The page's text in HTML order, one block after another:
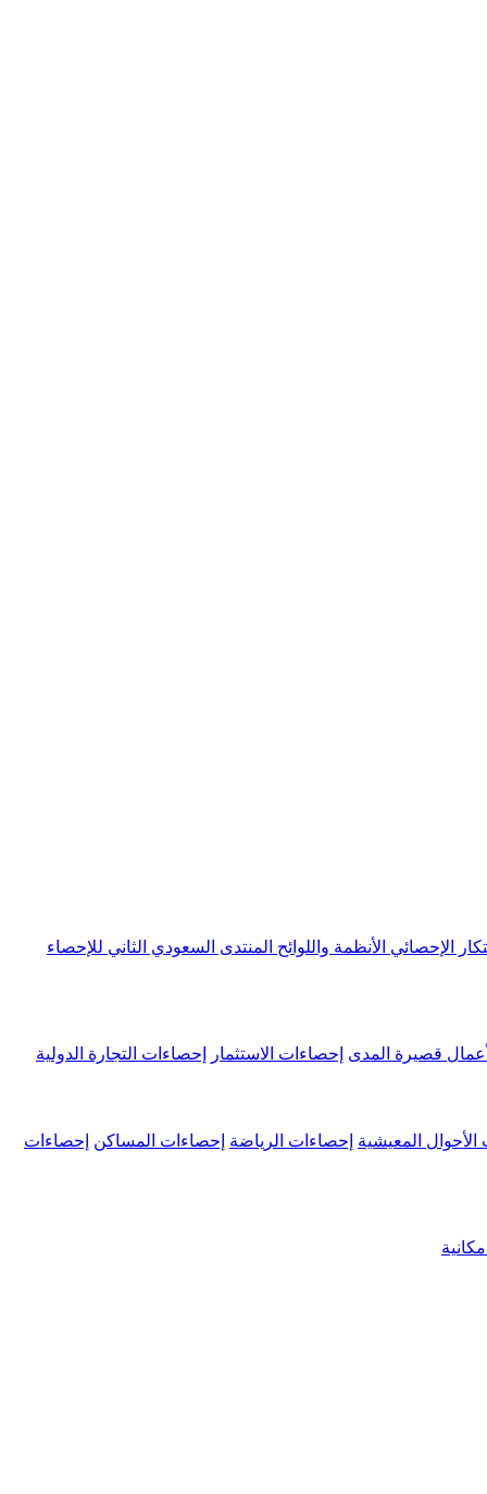
الإحصائي الأنظمة واللوائح المنتدى السعودي الثاني للإحصاء
قصيرة المدى إحصاءات الاستثمار إحصاءات التجارة الدولية
الأحوال المعيشية إحصاءات الرياضة إحصاءات المساكن إحصاءات